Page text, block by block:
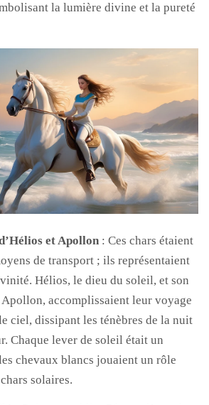
la lumière divine et la pureté
et Apollon : Ces chars étaient
de transport ; ils représentaient
Hélios, le dieu du soleil, et son
accomplissaient leur voyage
ciel, dissipant les ténèbres de la nuit
Chaque lever de soleil était un
chevaux blancs jouaient un rôle
solaires.